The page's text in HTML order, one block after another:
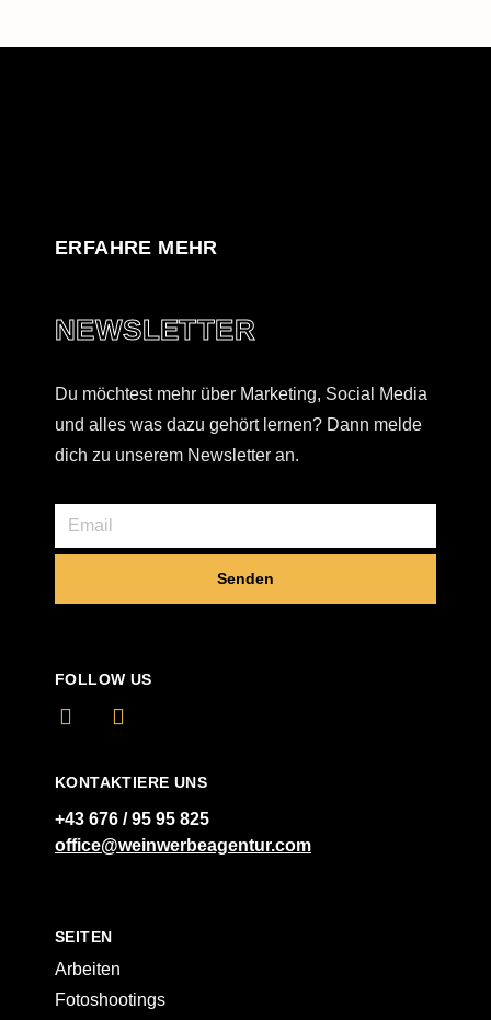
ERFAHRE MEHR
NEWSLETTER
Du möchtest mehr über Marketing, Social Media
und alles was dazu gehört lernen? Dann melde
dich zu unserem Newsletter an.
Senden
FOLLOW US
KONTAKTIERE UNS
+43 676 / 95 95 825
office@weinwerbeagentur.com
SEITEN
Arbeiten
Fotoshootings